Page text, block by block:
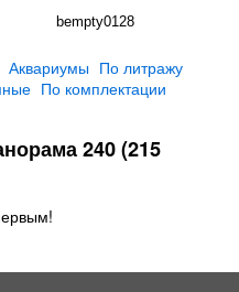
bempty0128
Аквариумы По литражу
По комплектации
240 (215